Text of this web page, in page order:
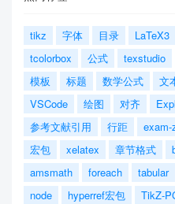
tikz 字体 目录 LaTeX3
tcolorbox
公式 texstudio
模板
标题 数学公式 文
VSCode
绘图 对齐
参考文献引用
行距 exam-
宏包
xelatex 章节格式
amsmath
foreach tabular
node
hyperref宏包 TikZ-